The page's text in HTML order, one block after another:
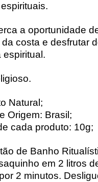
a oportunidade
costa e desfrutar
espiritual.
Natural;
Origem: Brasil;
cada produto: 10g;
de Banho
em 2 litros
2 minutos.